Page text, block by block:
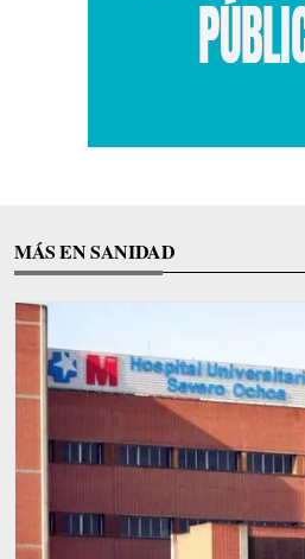
MÁS EN SANIDAD